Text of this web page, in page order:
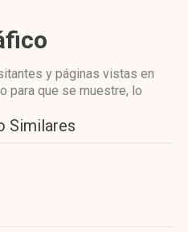
y páginas vistas en
para que se muestre, lo
Similares